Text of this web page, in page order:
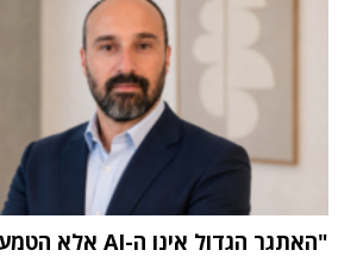
"האתגר הגדול אינו ה-AI אלא הטמעתה בארגון"